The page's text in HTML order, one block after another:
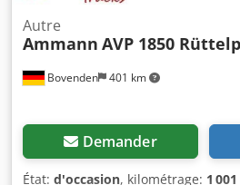
Bovenden 401 km
Autre
Ammann AVP 1850
Demander
État: d'occasion, kilométrage: 1